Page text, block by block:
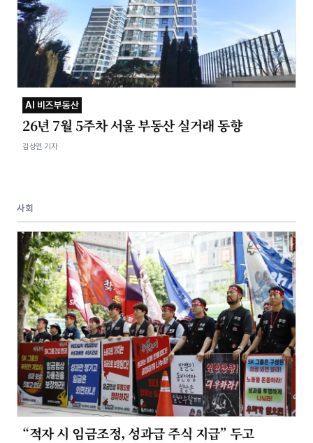
AI 비즈부동산
26년 7월 5주차 서울 부동산 실거래 동향
김상연 기자
사회
“적자 시 임금조정, 성과급 주식 지급” 두고